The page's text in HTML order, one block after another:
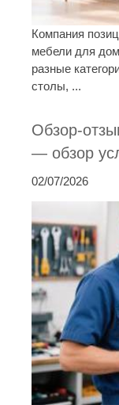
Компания
мебели для
разные
столы, ...
Обзор-
— обзор
02/07/2026